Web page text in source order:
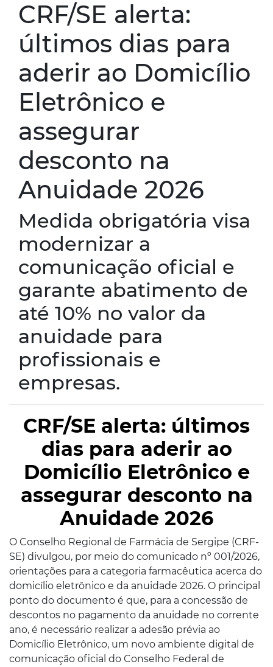
CRF/SE alerta:
últimos dias para
aderir ao Domicílio
Eletrônico e
assegurar
desconto na
Anuidade 2026
Medida obrigatória visa
modernizar a
comunicação oficial e
garante abatimento de
até 10% no valor da
anuidade para
profissionais e
empresas.
CRF/SE alerta: últimos
dias para aderir ao
Domicílio Eletrônico e
assegurar desconto na
Anuidade 2026
O Conselho Regional de Farmácia de Sergipe (CRF-
SE) divulgou, por meio do comunicado nº 001/2026,
orientações para a categoria farmacêutica acerca do
domicílio eletrônico e da anuidade 2026. O principal
ponto do documento é que, para a concessão de
descontos no pagamento da anuidade no corrente
ano, é necessário realizar a adesão prévia ao
Domicílio Eletrônico, um novo ambiente digital de
comunicação oficial do Conselho Federal de